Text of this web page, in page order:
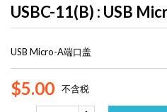
USBC-11(B) : USB
USB Micro-A端口盖
$5.00 不含税